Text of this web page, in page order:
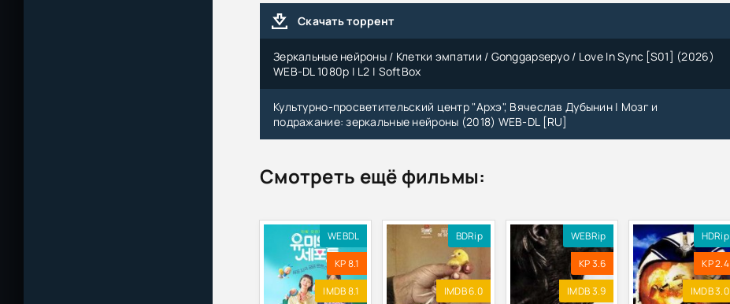
Скачать торрент
Зеркальные нейроны / Клетки эмпатии / Gonggapsepyo / Love In Sync [S01] (2026)
WEB-DL 1080p | L2 | SoftBox
Культурно-просветительский центр "Архэ", Вячеслав Дубынин | Мозг и
подражание: зеркальные нейроны (2018) WEB-DL [RU]
Смотреть ещё фильмы:
WEBDL
KP 8.1
IMDB 8.1
BDRip
IMDB 6.0
WEBRip
KP 3.6
IMDB 3.9
HDRip
KP 2.4
IMDB 3.0